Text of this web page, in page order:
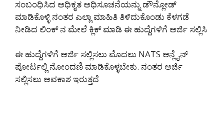
ಸಂಬಂಧಿಸಿದ ಅಧಿಕೃತ ಅಧಿಸೂಚನೆಯನ್ನು ಡೌನ್ಲೋಡ್
ಮಾಡಿಕೊಳ್ಳಿ ನಂತರ ಎಲ್ಲಾ ಮಾಹಿತಿ ತಿಳಿದುಕೊಂಡು ಕೆಳಗಡೆ
ನೀಡಿದ ಲಿಂಕ್ ನ ಮೇಲೆ ಕ್ಲಿಕ್ ಮಾಡಿ ಈ ಹುದ್ದೆಗಳಿಗೆ ಅರ್ಜಿ ಸಲ್ಲಿಸಿ
ಈ ಹುದ್ದೆಗಳಿಗೆ ಅರ್ಜಿ ಸಲ್ಲಿಸಲು ಮೊದಲು NATS ಆನ್ಲೈನ್
ಪೋರ್ಟಲ್ಲಿ ನೋಂದಣಿ ಮಾಡಿಕೊಳ್ಳಬೇಕು. ನಂತರ ಅರ್ಜಿ
ಸಲ್ಲಿಸಲು ಅವಕಾಶ ಇರುತ್ತದೆ